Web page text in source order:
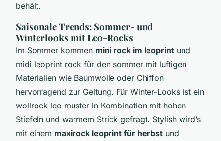
behält.
Saisonale Trends: Sommer- und
Winterlooks mit Leo-Rocks
Im Sommer kommen mini rock im leoprint und
midi leoprint rock für den sommer mit luftigen
Materialien wie Baumwolle oder Chiffon
hervorragend zur Geltung. Für Winter-Looks ist ein
wollrock leo muster in Kombination mit hohen
Stiefeln und warmem Strick gefragt. Stylish wird’s
mit einem maxirock leoprint für herbst und